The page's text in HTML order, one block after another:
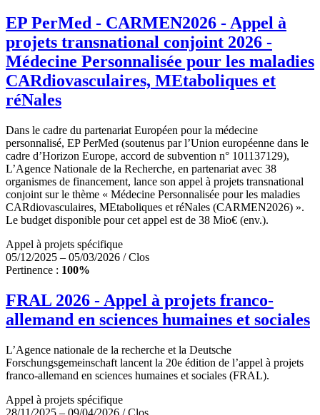
EP PerMed - CARMEN2026 - Appel à
projets transnational conjoint 2026 -
Médecine Personnalisée pour les maladies
CARdiovasculaires, MEtaboliques et
réNales
Dans le cadre du partenariat Européen pour la médecine
personnalisé, EP PerMed (soutenus par l’Union européenne dans le
cadre d’Horizon Europe, accord de subvention n° 101137129),
L’Agence Nationale de la Recherche, en partenariat avec 38
organismes de financement, lance son appel à projets transnational
conjoint sur le thème « Médecine Personnalisée pour les maladies
CARdiovasculaires, MEtaboliques et réNales (CARMEN2026) ».
Le budget disponible pour cet appel est de 38 Mio€ (env.).
Appel à projets spécifique
05/12/2025 – 05/03/2026 / Clos
Pertinence : 100%
FRAL 2026 - Appel à projets franco-
allemand en sciences humaines et sociales
L’Agence nationale de la recherche et la Deutsche
Forschungsgemeinschaft lancent la 20e édition de l’appel à projets
franco-allemand en sciences humaines et sociales (FRAL).
Appel à projets spécifique
28/11/2025 – 09/04/2026 / Clos